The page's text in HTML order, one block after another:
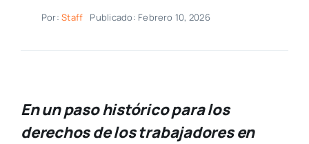
Por:Staff Publicado: Febrero 10, 2026
En un paso histórico para los
derechos de los trabajadores en